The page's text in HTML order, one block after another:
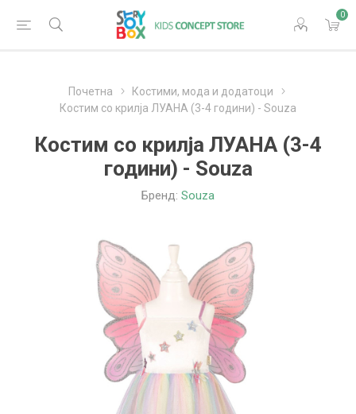
0
Почетна
Костими, мода и додатоци
Костим со крилја ЛУАНА (3-4 години) - Souza
Костим со крилја ЛУАНА (3-4
години) - Souza
Бренд: Souza